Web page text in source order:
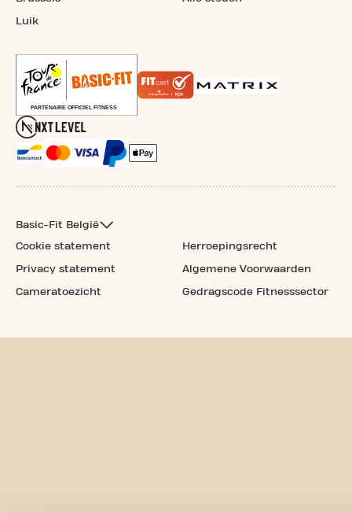
Luik
Basic-Fit België
Cookie statement
Privacy statement
Cameratoezicht
Herroepingsrecht
Algemene Voorwaarden
Gedragscode Fitnesssector